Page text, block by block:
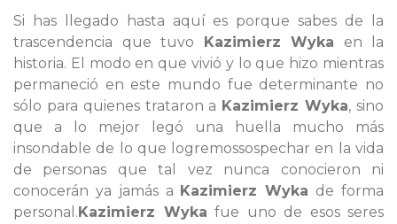
Si has llegado hasta aquí es porque sabes de la
trascendencia que tuvo Kazimierz Wyka en la
historia. El modo en que vivió y lo que hizo mientras
permaneció en este mundo fue determinante no
sólo para quienes trataron a Kazimierz Wyka, sino
que a lo mejor legó una huella mucho más
insondable de lo que logremossospechar en la vida
de personas que tal vez nunca conocieron ni
conocerán ya jamás a Kazimierz Wyka de forma
personal.Kazimierz Wyka fue uno de esos seres